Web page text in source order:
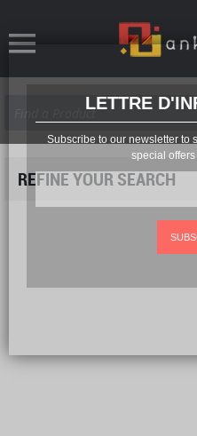
LETTRE
Subscribe to our newsletter to
special
REFINE YOUR SEARCH